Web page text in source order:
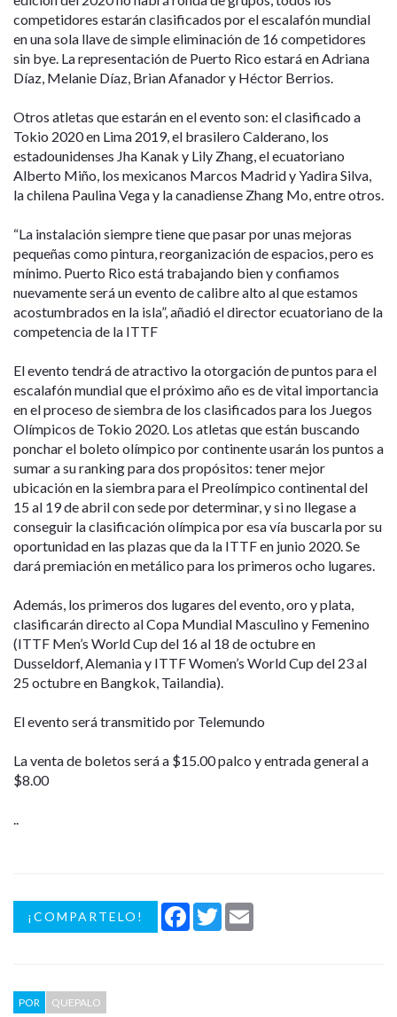
competidores estarán clasificados por el escalafón mundial
en una sola llave de simple eliminación de 16 competidores
sin bye. La representación de Puerto Rico estará en Adriana
Díaz, Melanie Díaz, Brian Afanador y Héctor Berrios.
Otros atletas que estarán en el evento son: el clasificado a
Tokio 2020 en Lima 2019, el brasilero Calderano, los
estadounidenses Jha Kanak y Lily Zhang, el ecuatoriano
Alberto Miño, los mexicanos Marcos Madrid y Yadira Silva,
la chilena Paulina Vega y la canadiense Zhang Mo, entre otros.
“La instalación siempre tiene que pasar por unas mejoras
pequeñas como pintura, reorganización de espacios, pero es
mínimo. Puerto Rico está trabajando bien y confiamos
nuevamente será un evento de calibre alto al que estamos
acostumbrados en la isla”, añadió el director ecuatoriano de la
competencia de la ITTF
El evento tendrá de atractivo la otorgación de puntos para el
escalafón mundial que el próximo año es de vital importancia
en el proceso de siembra de los clasificados para los Juegos
Olímpicos de Tokio 2020. Los atletas que están buscando
ponchar el boleto olímpico por continente usarán los puntos a
sumar a su ranking para dos propósitos: tener mejor
ubicación en la siembra para el Preolímpico continental del
15 al 19 de abril con sede por determinar, y si no llegase a
conseguir la clasificación olímpica por esa vía buscarla por su
oportunidad en las plazas que da la ITTF en junio 2020. Se
dará premiación en metálico para los primeros ocho lugares.
Además, los primeros dos lugares del evento, oro y plata,
clasificarán directo al Copa Mundial Masculino y Femenino
(ITTF Men’s World Cup del 16 al 18 de octubre en
Dusseldorf, Alemania y ITTF Women’s World Cup del 23 al
25 octubre en Bangkok, Tailandia).
El evento será transmitido por Telemundo
La venta de boletos será a $15.00 palco y entrada general a
$8.00
¡COMPARTELO! Facebook
Twitter
POR QUEPALO